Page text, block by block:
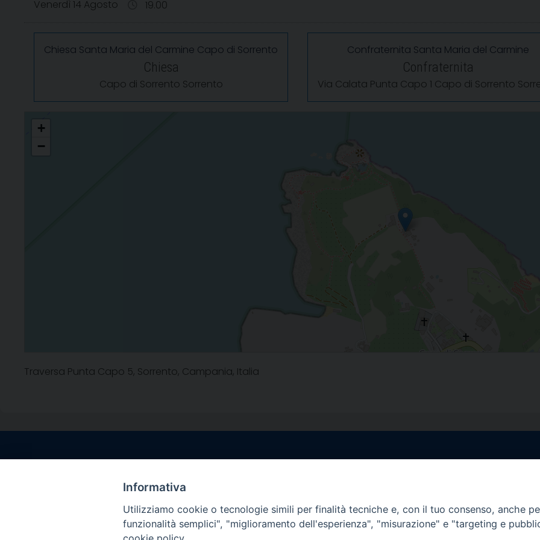
Venerdì 14 Agosto 19.00
Chiesa Santa Maria del Carmine Capo di Sorrento
Chiesa
Capo di Sorrento Sorrento
Confraternita Santa Maria del Carmine
Confraternita
Via Calata Punta Capo 1 Capo di Sorrento
+
−
Traversa Punta Capo 5, Sorrento, Campania, Italia
Via Santa Maria della Pietà, 44 – 80067
Sorrento (NA)
tel. 0818781244
Giorni ed Orari Apertura Uffici:
tel. 0818714501
Giorni ed Orari Apertura
Informativa
Utilizziamo cookie o tecnologie simili per finalità tecniche e, con il tuo consenso, anche
funzionalità semplici", "miglioramento dell'esperienza", "misurazione" e "targeting e